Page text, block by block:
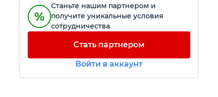
Автомобильный инструмент
Крепежный инструмент
Станьте нашим партнером и
получите уникальные условия
сотрудничества
Стать партнером
Войти в аккаунт